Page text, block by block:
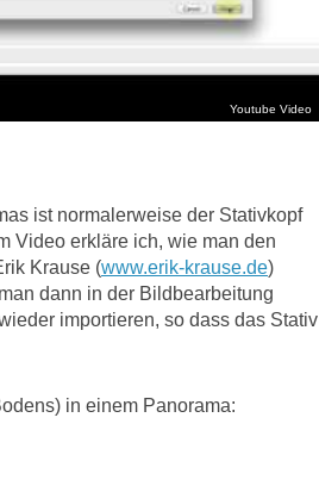
ist normalerweise der Stativkopf
Video erkläre ich, wie man den
Krause (www.erik-krause.de)
dann in der Bildbearbeitung
importieren, so dass das Stativ
in einem Panorama: